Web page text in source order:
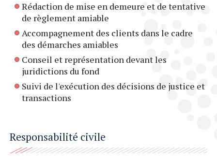
Rédaction de mise en demeure et de tentative
de règlement amiable
Accompagnement des clients dans le cadre
des démarches amiables
Conseil et représentation devant les
juridictions du fond
Suivi de l'exécution des décisions de justice et
transactions
Responsabilité civile